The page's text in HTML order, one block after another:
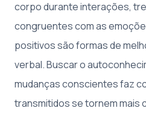
corpo durante interações,
congruentes com as
positivos são formas de
verbal. Buscar o
mudanças conscientes faz
transmitidos se tornem mais